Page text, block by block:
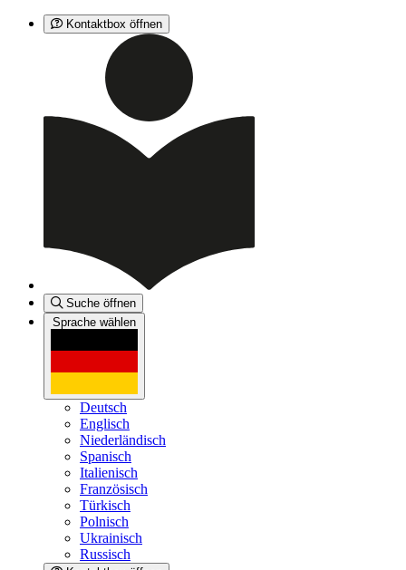
Kontaktbox öffnen
Suche öffnen
Sprache wählen
Deutsch
Englisch
Niederländisch
Spanisch
Italienisch
Französisch
Türkisch
Polnisch
Ukrainisch
Russisch